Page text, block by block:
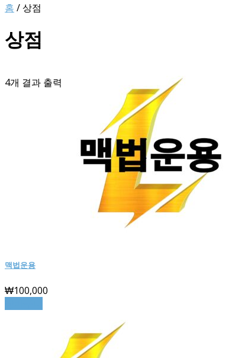
홈 / 상점
상점
4개 결과 출력
맥법운용
₩100,000